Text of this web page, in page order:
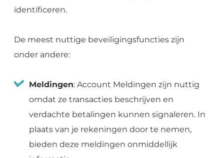
identificeren.
De meest nuttige beveiligingsfuncties zijn
onder andere:
Meldingen: Account Meldingen zijn nuttig
omdat ze transacties beschrijven en
verdachte betalingen kunnen signaleren. In
plaats van je rekeningen door te nemen,
bieden deze meldingen onmiddellijk